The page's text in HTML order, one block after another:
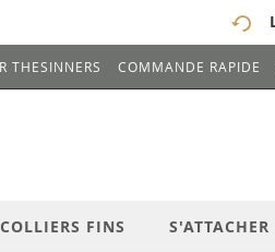
THESINNERS COMMANDE RAPIDE
AU MOINS 3 CARACTÈRES POUR
COLLIERS FINS S'ATTACHER